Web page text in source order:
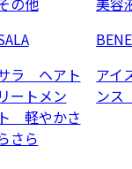
ラ ヘアト
リートメン
ト 軽やかさ
さら
アイ
ン